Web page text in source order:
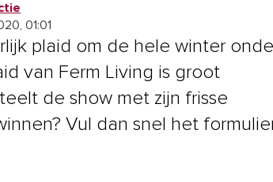
01:01
plaid om de hele winter
van Ferm Living is groot
de show met zijn frisse
Vul dan snel het